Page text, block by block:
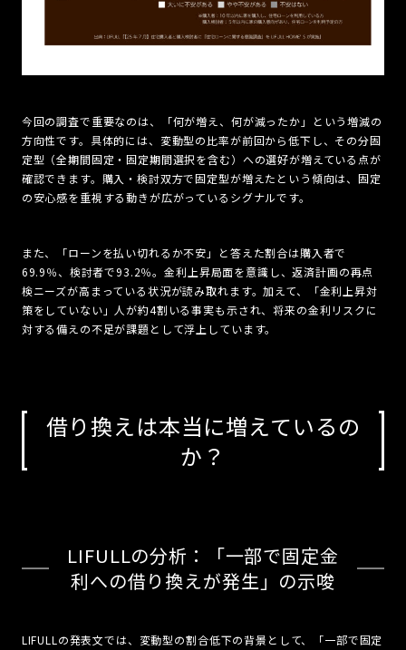
今回の調査で重要なのは、「何が増え、何が減ったか」という増減の
方向性です。具体的には、変動型の比率が前回から低下し、その分固
定型（全期間固定・固定期間選択を含む）への選好が増えている点が
確認できます。購入・検討双方で固定型が増えたという傾向は、固定
の安心感を重視する動きが広がっているシグナルです。
また、「ローンを払い切れるか不安」と答えた割合は購入者で
69.9％、検討者で93.2％。金利上昇局面を意識し、返済計画の再点
検ニーズが高まっている状況が読み取れます。加えて、「金利上昇対
策をしていない」人が約4割いる事実も示され、将来の金利リスクに
対する備えの不足が課題として浮上しています。
借り換えは本当に増えているの
か？
LIFULLの分析：「一部で固定金
利への借り換えが発生」の示唆
LIFULLの発表文では、変動型の割合低下の背景として、「一部で固定